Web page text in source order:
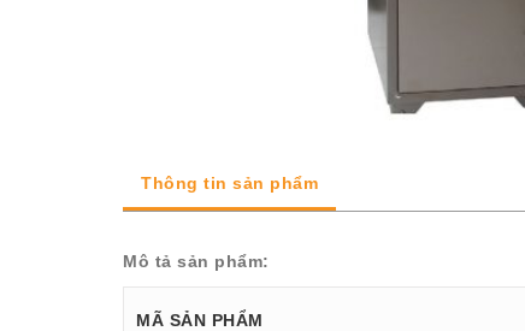
Thông tin sản phẩm
Mô tả sản phẩm:
MÃ SẢN PHẨM